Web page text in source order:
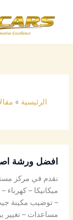
المحتوى
الرئيسية
افضل ورشة
نقدم في مركز
ميكانيكا –
– توضيب مكينة
مساعدات – تغيير